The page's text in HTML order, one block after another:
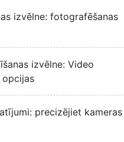
izvēlne: fotografēšanas
izvēlne: Video
opcijas
precizējiet kameras